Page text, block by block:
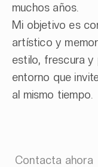
muchos años.
Mi objetivo es
artístico y
estilo, frescura y
entorno que
al mismo tiempo.
Contacta ahora